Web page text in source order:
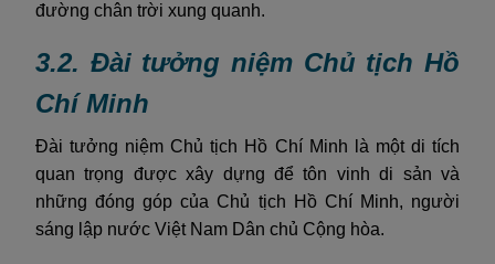
đường chân trời xung quanh.
3.2. Đài tưởng niệm Chủ tịch Hồ
Chí Minh
Đài tưởng niệm Chủ tịch Hồ Chí Minh là một di tích
quan trọng được xây dựng để tôn vinh di sản và
những đóng góp của Chủ tịch Hồ Chí Minh, người
sáng lập nước Việt Nam Dân chủ Cộng hòa.